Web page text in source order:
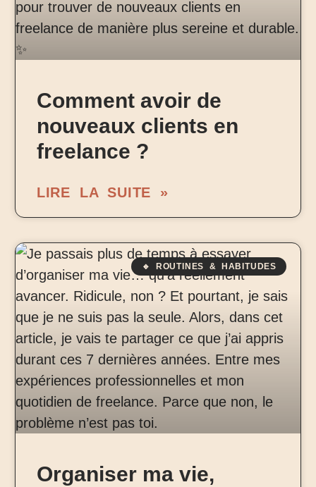
Comment avoir de
nouveaux clients en
freelance ?
LIRE LA SUITE »
🔹 ROUTINES & HABITUDES
Organiser ma vie,